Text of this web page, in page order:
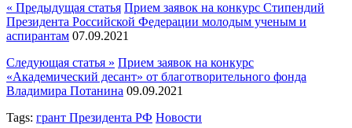
« Предыдущая статья Прием заявок на конкурс Стипендий
Президента Российской Федерации молодым ученым и
аспирантам 07.09.2021
Следующая статья » Прием заявок на конкурс
«Академический десант» от благотворительного фонда
Владимира Потанина 09.09.2021
Tags: грант Президента РФ Новости